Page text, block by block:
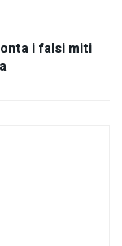
i falsi miti